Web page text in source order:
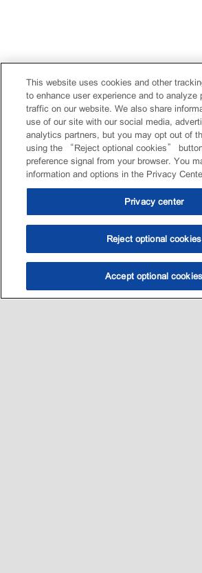
选油助手 查找门
This website uses cookies and other
to enhance user experience and to analyze
traffic on our website. We also share
use of our site with our social media,
analytics partners, but you may opt out of
using the “Reject optional cookies”
preference signal from your browser. You
information and options in the Privacy
Privacy center
Reject optional cookies
Accept optional cookies